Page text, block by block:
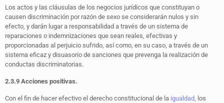
Los actos y las cláusulas de los negocios jurídicos que constituyan o
causen discriminación por razón de sexo se considerarán nulos y sin
efecto, y darán lugar a responsabilidad a través de un sistema de
reparaciones o indemnizaciones que sean reales, efectivas y
proporcionadas al perjuicio sufrido, así como, en su caso, a través de un
sistema eficaz y disuasorio de sanciones que prevenga la realización de
conductas discriminatorias.
2.3.9 Acciones positivas.
Con el fin de hacer efectivo el derecho constitucional de la igualdad, los